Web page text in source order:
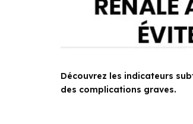
Découvrez les indicateurs
des complications graves.